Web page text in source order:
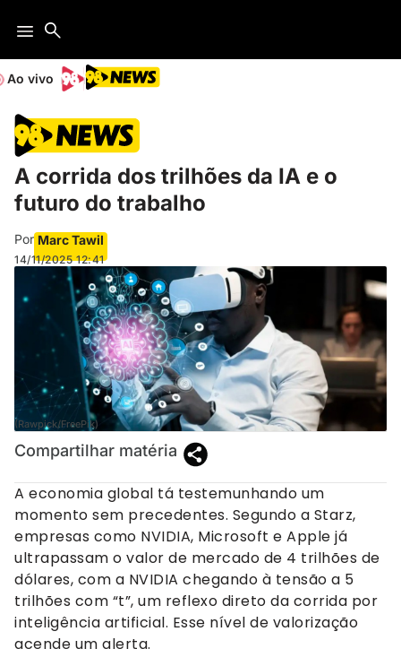
Ao vivo
A corrida dos trilhões da IA e o
futuro do trabalho
Por Marc Tawil
14/11/2025 12:41
(Rawpick/FreePik)
Compartilhar matéria
A economia global tá testemunhando um
momento sem precedentes. Segundo a Starz,
empresas como NVIDIA, Microsoft e Apple já
ultrapassam o valor de mercado de 4 trilhões de
dólares, com a NVIDIA chegando à tensão a 5
trilhões com “t”, um reflexo direto da corrida por
inteligência artificial. Esse nível de valorização
acende um alerta.